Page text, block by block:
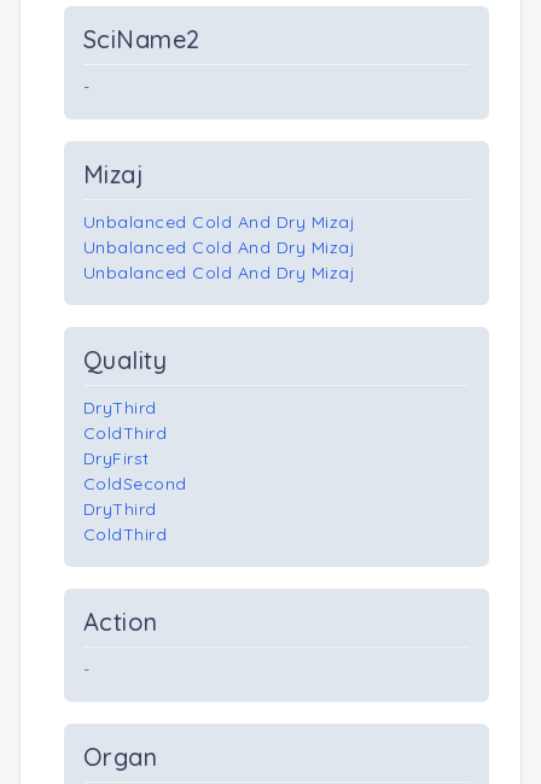
SciName2
-
Mizaj
Unbalanced Cold And Dry Mizaj
Unbalanced Cold And Dry Mizaj
Unbalanced Cold And Dry Mizaj
Quality
DryThird
ColdThird
DryFirst
ColdSecond
DryThird
ColdThird
Action
-
Organ